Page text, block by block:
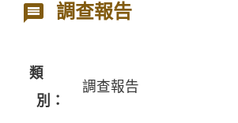
調查報告
類
別：
調查報告